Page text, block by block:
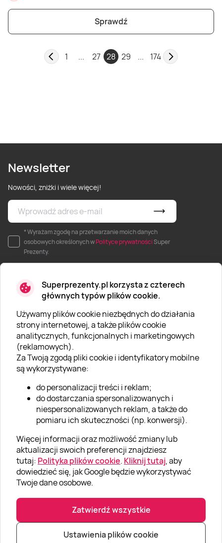
Superprezenty.pl korzysta z czterech
głównych typów plików cookie.
Używamy plików cookie niezbędnych do działania
strony internetowej, a także plików cookie
analitycznych, funkcjonalnych i marketingowych
(reklamowych).
Za Twoją zgodą pliki cookie i identyfikatory mobilne
są wykorzystywane:
do personalizacji treści i reklam;
do dostarczania spersonalizowanych i
niespersonalizowanych reklam, a także do
pomiaru ich skuteczności (np. konwersji).
Więcej informacji oraz możliwość zmiany lub
aktualizacji swoich preferencji znajdziesz
tutaj: Polityka plików cookie. Kliknij tutaj, aby
dowiedzieć się, jak Google będzie wykorzystywać
Twoje dane osobowe.
Zatwierdź wszystkie
Ustawienia plików cookie
Sprawdź
1 ... 27 28 29 ... 174
Newsletter
Nowości, zniżki i wiele więcej!
* Wyrażam zgodę na przetwarzanie moich danych
osobowych określonych wPolityce prywatnościSuper
Prezenty.
O SUPERPREZENTY
O nas
Aktualności
Kariera w Super Prezentach
Klub Lojalnościowy
Dodaj recenzję
Informacje
GRUPA „SUPER PREZENTY“
© Super prezenty 2026|info@superprezenty.pl|22 395 57 20